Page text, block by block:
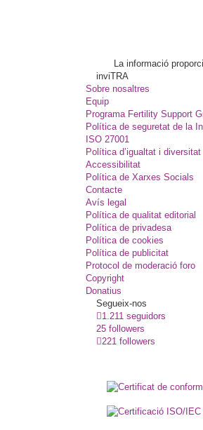
La informació
inviTRA
Sobre nosaltres
Equip
Programa Fertility Support
Política de seguretat de la
ISO 27001
Política d’igualtat i diversitat
Accessibilitat
Política de Xarxes Socials
Contacte
Avís legal
Política de qualitat editorial
Política de privadesa
Política de cookies
Política de publicitat
Protocol de moderació foro
Copyright
Donatius
Segueix-nos
1.211 seguidors
25 followers
221 followers